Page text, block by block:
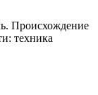
Происхождение
техника